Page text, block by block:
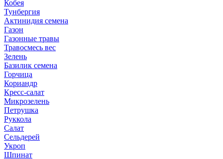
Кобея
Тунбергия
Актинидия семена
Газон
Газонные травы
Травосмесь вес
Зелень
Базилик семена
Горчица
Кориандр
Кресс-салат
Микрозелень
Петрушка
Руккола
Салат
Сельдерей
Укроп
Шпинат